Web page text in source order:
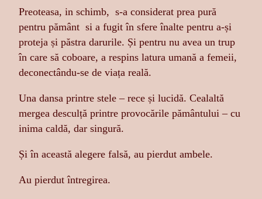
Preoteasa, in schimb, s-a considerat prea pură
pentru pământ si a fugit în sfere înalte pentru a-și
proteja și păstra darurile. Și pentru nu avea un trup
în care să coboare, a respins latura umană a femeii,
deconectându-se de viața reală.
Una dansa printre stele – rece și lucidă. Cealaltă
mergea desculță printre provocările pământului – cu
inima caldă, dar singură.
Și în această alegere falsă, au pierdut ambele.
Au pierdut întregirea.